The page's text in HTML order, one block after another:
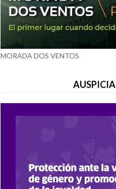
MORADA DOS VENTOS
AUSPICIA